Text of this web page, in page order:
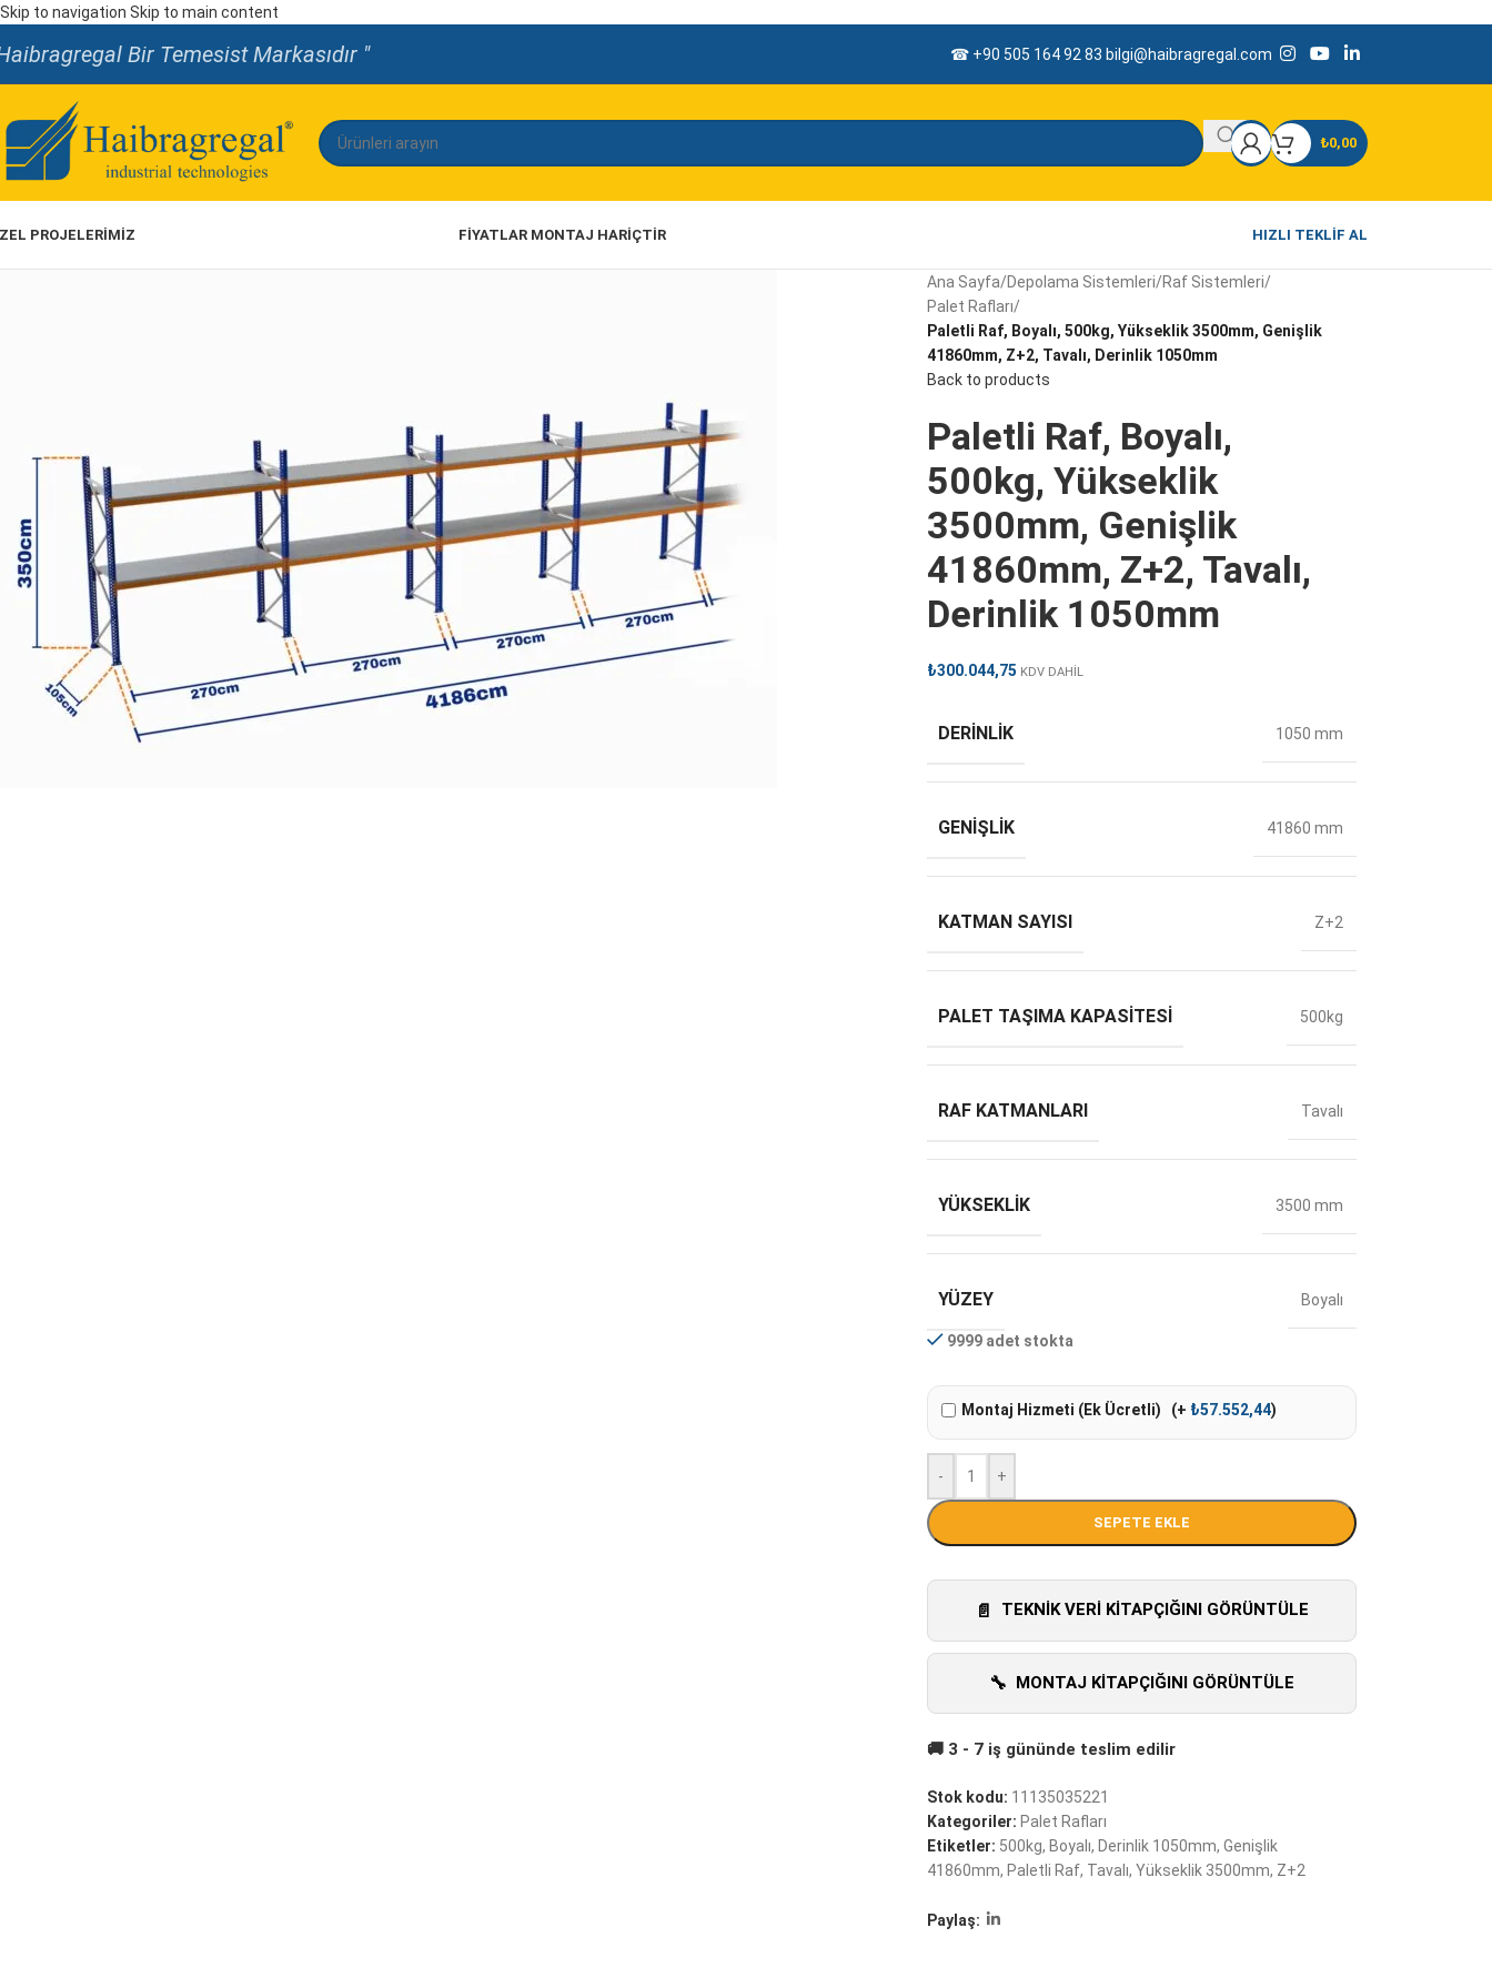
Skip to navigation Skip to main content
Bir Temesist Markasıdır " ☎ +90 505 164 92 83 bilgi@haibragregal.com
₺0,00
PROJELERİMİZ FIYATLAR MONTAJ HARIÇTIR HIZLI TEKLIF AL
Ana Sayfa/Depolama Sistemleri/Raf Sistemleri/
Palet Rafları/
Paletli Raf, Boyalı, 500kg, Yükseklik 3500mm, Genişlik
41860mm, Z+2, Tavalı, Derinlik 1050mm
Back to products
Paletli Raf, Boyalı,
500kg, Yükseklik
3500mm, Genişlik
41860mm, Z+2, Tavalı,
Derinlik 1050mm
₺300.044,75 KDV DAHİL
DERINLIK 1050 mm
GENIŞLIK 41860 mm
KATMAN SAYISI Z+2
PALET TAŞIMA KAPASITESI 500kg
RAF KATMANLARI Tavalı
YÜKSEKLIK 3500 mm
YÜZEY Boyalı
9999 adet stokta
Montaj Hizmeti (Ek Ücretli) (+ ₺57.552,44)
- +
SEPETE EKLE
TEKNIK VERI KITAPÇIĞINI GÖRÜNTÜLE
MONTAJ KITAPÇIĞINI GÖRÜNTÜLE
Stok kodu: 11135035221
Kategoriler: Palet Rafları
Etiketler: 500kg, Boyalı, Derinlik 1050mm, Genişlik
41860mm, Paletli Raf, Tavalı, Yükseklik 3500mm, Z+2
Paylaş: